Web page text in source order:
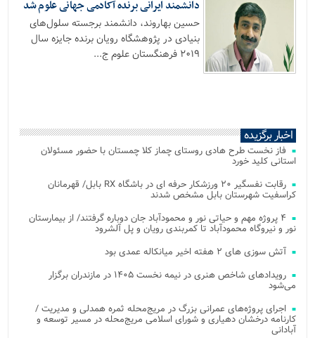
دانشمند ایرانی برنده آکادمی جهانی علوم شد
حسین بهاروند، دانشمند برجسته سلول‌های
بنیادی در پژوهشگاه رویان برنده جایزه سال
۲۰۱۹ فرهنگستان علوم ج...
اخبار برگزیده
فاز نخست طرح هادی روستای چماز کلا چمستان با حضور مسئولان
استانی کلید خورد
رقابت نفسگیر ۲۰ ورزشکار حرفه ای در باشگاه RX بابل/ قهرمانان
کراسفیت شهرستان بابل مشخص شدند
۴ پروژه مهم و حیاتی نور و محمودآباد جان دوباره گرفتند/ از بیمارستان
نور و نیروگاه محمودآباد تا کمربندی رویان و پل آلشرود
آتش‌ سوزی‌ های ۲ هفته اخیر میانکاله عمدی بود
رویدادهای شاخص هنری در نیمه نخست ۱۴۰۵ در مازندران برگزار
می‌شود
اجرای پروژه‌های عمرانی بزرگ در مریج‌محله ثمره همدلی و مدیریت /
کارنامه درخشان دهیاری و شورای اسلامی مریج‌محله در مسیر توسعه و
آبادانی